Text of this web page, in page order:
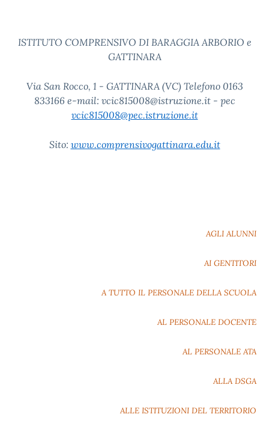
ISTITUTO COMPRENSIVO DI BARAGGIA ARBORIO e
GATTINARA
Via San Rocco, 1 - GATTINARA (VC) Telefono 0163
833166 e-mail: vcic815008@istruzione.it - pec
vcic815008@pec.istruzione.it
Sito: www.comprensivogattinara.edu.it
AGLI ALUNNI
AI GENTITORI
A TUTTO IL PERSONALE DELLA SCUOLA
AL PERSONALE DOCENTE
AL PERSONALE ATA
ALLA DSGA
ALLE ISTITUZIONI DEL TERRITORIO